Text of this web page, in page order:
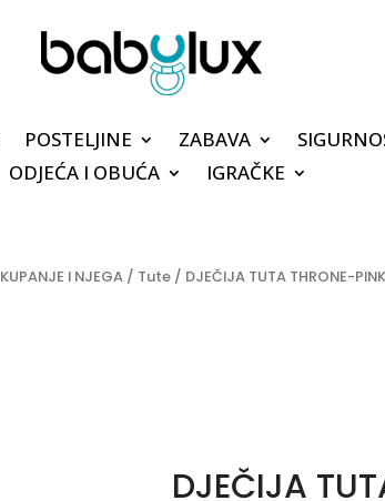
POSTELJINE ZABAVA
ODJEĆA I OBUĆA
IGRAČKE
KUPANJE I NJEGA / Tute / DJEČIJA TUTA THRONE-PINK
DJEČIJA